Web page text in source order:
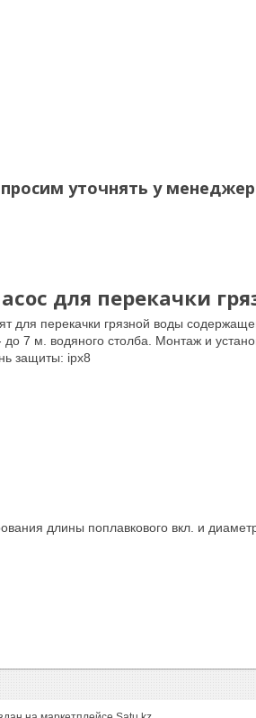
уточнять у
для перекачки
для перекачки грязной воды
7 м. водяного столба. Монтаж и
защиты: ipx8
длины поплавкового вкл. и